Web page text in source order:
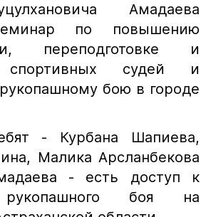
Амадаева
по повышению
переподготовке и
спортивных судей и
бою в городе
- Курбана Шапиева,
Малика Арсланбекова
- есть доступ к
рукопашного боя на